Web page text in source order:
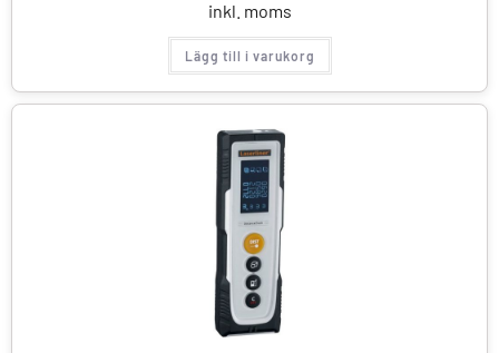
inkl. moms
Lägg till i varukorg